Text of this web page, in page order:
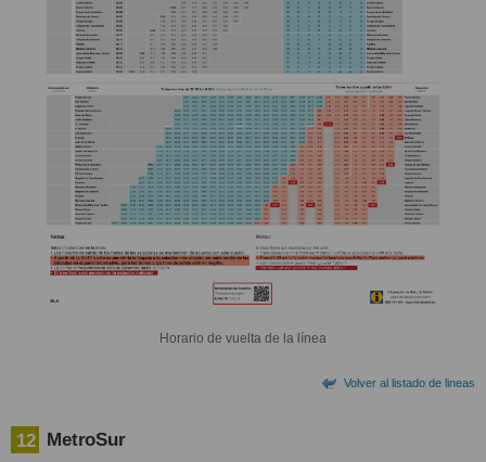
Horario de vuelta de la línea
Volver al listado de lineas
12 MetroSur